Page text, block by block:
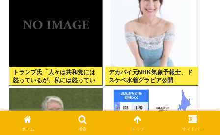
トランプ氏「人々は共和党には
怒っているが、私には怒ってい
ない」
デカパイ元NHK気象予報士、ド
スケベ水着グラビア公開
ホーム 検索 トップ サイドバー